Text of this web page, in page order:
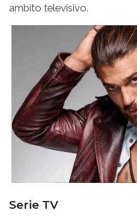
ambito televisivo.
Serie TV